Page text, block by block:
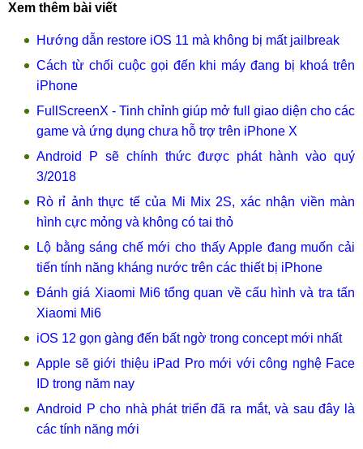
Xem thêm bài viết
Hướng dẫn restore iOS 11 mà không bị mất jailbreak
Cách từ chối cuộc gọi đến khi máy đang bị khoá trên
iPhone
FullScreenX - Tinh chỉnh giúp mở full giao diện cho các
game và ứng dụng chưa hỗ trợ trên iPhone X
Android P sẽ chính thức được phát hành vào quý
3/2018
Rò rỉ ảnh thực tế của Mi Mix 2S, xác nhận viền màn
hình cực mỏng và không có tai thỏ
Lộ bằng sáng chế mới cho thấy Apple đang muốn cải
tiến tính năng kháng nước trên các thiết bị iPhone
Đánh giá Xiaomi Mi6 tổng quan về cấu hình và tra tấn
Xiaomi Mi6
iOS 12 gọn gàng đến bất ngờ trong concept mới nhất
Apple sẽ giới thiệu iPad Pro mới với công nghệ Face
ID trong năm nay
Android P cho nhà phát triển đã ra mắt, và sau đây là
các tính năng mới